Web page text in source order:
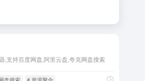
,支持百度网盘,阿里云盘,夸克网盘搜索